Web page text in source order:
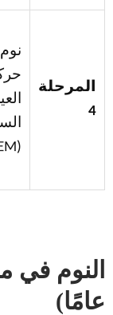
المرحلة
4
نوم
(REM)
عامًا)